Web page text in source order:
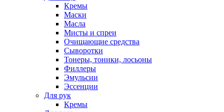
Кремы
Маски
Масла
Мисты и спреи
Очищающие средства
Сыворотки
Тонеры, тоники, лосьоны
Филлеры
Эмульсии
Эссенции
Для рук
Кремы